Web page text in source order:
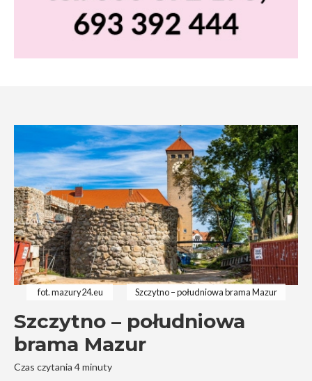
fot. mazury24.eu Szczytno – południowa brama Mazur
Szczytno – południowa
brama Mazur
Czas czytania 4 minuty